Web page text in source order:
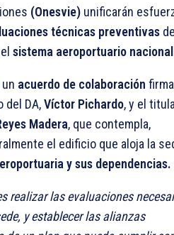
(Onesvie) unificarán
técnicas preventivas
sistema aeroportuario
acuerdo de colaboración
DA,Víctor Pichardo, y el
Madera, que contempla,
el edificio que aloja la
y sus dependencias.
realizar las evaluaciones
y establecer las alianzas